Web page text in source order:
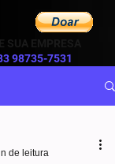
SUA EMPRESA
98735-7531
de leitura